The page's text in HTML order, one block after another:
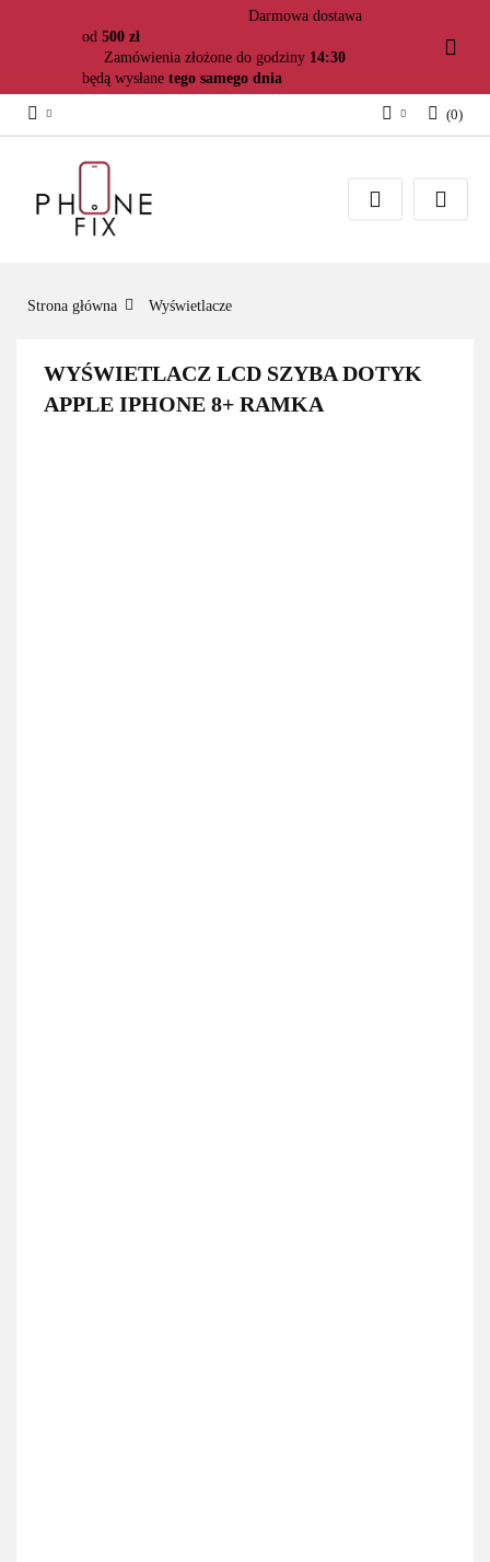
Darmowa dostawa
od 500 zł
Zamówienia złożone do godziny 14:30
będą wysłane tego samego dnia
Załóż konto
(0)
Strona główna Wyświetlacze
WYŚWIETLACZ LCD SZYBA DOTYK
APPLE IPHONE 8+ RAMKA